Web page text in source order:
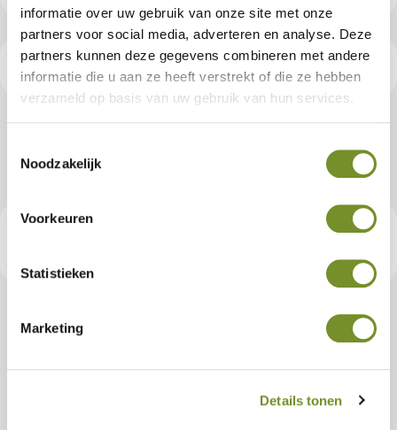
informatie over uw gebruik van onze site met onze
partners voor social media, adverteren en analyse. Deze
partners kunnen deze gegevens combineren met andere
informatie die u aan ze heeft verstrekt of die ze hebben
verzameld op basis van uw gebruik van hun services.
Noodzakelijk
Voorkeuren
Statistieken
Marketing
Details tonen
Productspecificaties
Artikelnummer:
Tuindeco dealer? Log in voor je eigen prijzen.